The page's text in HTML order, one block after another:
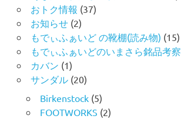
おトク情報 (37)
お知らせ(2)
もでぃふぁいど の靴棚(読み物) (15)
もでぃふぁいどのいまさら銘品考察
カバン (1)
サンダル(20)
Birkenstock(5)
FOOTWORKS (2)